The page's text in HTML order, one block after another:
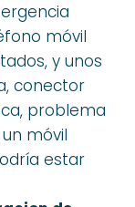
móvil
y unos
conector
problema
móvil
estar